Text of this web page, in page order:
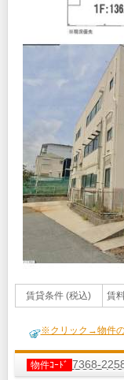
賃貸条件 (税込) 賃
※クリック→物件
物件ｺｰﾄﾞ 7368-